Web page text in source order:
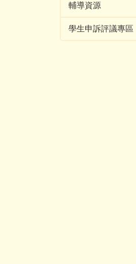
輔導資源
學生申訴評議專區